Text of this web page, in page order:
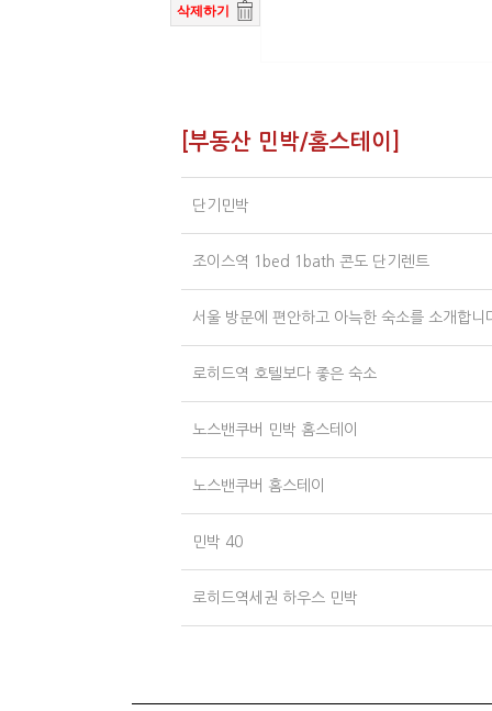
삭제하기
[부동산 민박/홈스테이]
단기민박
조이스역 1bed 1bath 콘도 단기렌트
서울 방문에 편안하고 아늑한 숙소를 소개합니
로히드역 호텔보다 좋은 숙소
노스밴쿠버 민박 홈스테이
노스밴쿠버 홈스테이
민박 40
로히드역세권 하우스 민박